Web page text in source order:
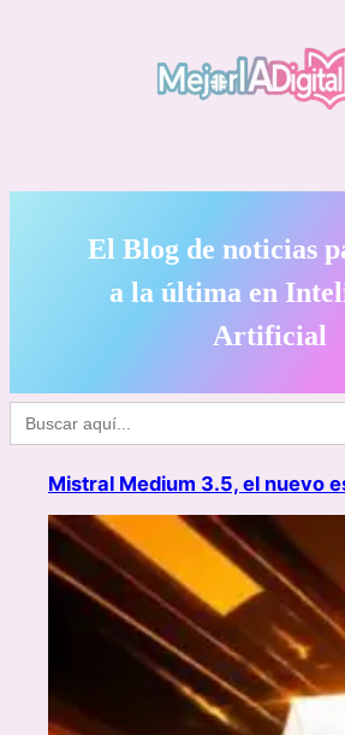
El Blog de noticias
a la última en
Artificial
Buscar:
Mistral Medium 3.5, el nuevo